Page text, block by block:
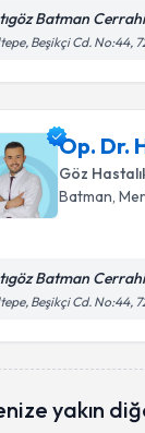
Batman
Beşikçi Cd. No:44,
Op. Dr.
Göz
Batman,
Batman
Beşikçi Cd. No:44,
yakın